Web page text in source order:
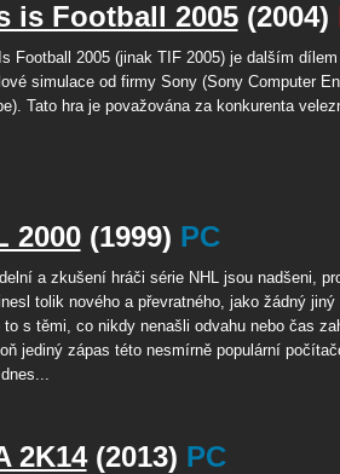
is Football 2005(2004)
Football 2005 (jinak TIF 2005) je dalším
simulace od firmy Sony (Sony Computer
Tato hra je považována za konkurenta
2000(1999) PC
a zkušení hráči série NHL jsou nadšeni,
tolik nového a převratného, jako žádný jiný
to s těmi, co nikdy nenašli odvahu nebo čas
jediný zápas této nesmírně populární
2K14(2013) PC